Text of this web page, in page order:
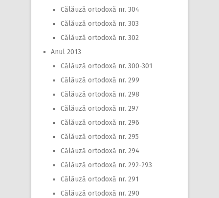
Călăuză ortodoxă nr. 304
Călăuză ortodoxă nr. 303
Călăuză ortodoxă nr. 302
Anul 2013
Călăuză ortodoxă nr. 300-301
Călăuză ortodoxă nr. 299
Călăuză ortodoxă nr. 298
Călăuză ortodoxă nr. 297
Călăuză ortodoxă nr. 296
Călăuză ortodoxă nr. 295
Călăuză ortodoxă nr. 294
Călăuză ortodoxă nr. 292-293
Călăuză ortodoxă nr. 291
Călăuză ortodoxă nr. 290